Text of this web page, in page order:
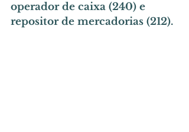
operador de caixa (240) e
repositor de mercadorias (212).